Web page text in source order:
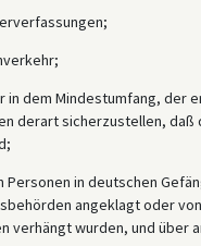
in dem Mindestumfang, der
derart sicherzustellen,
in deutschen
angeklagt oder
verhängt wurden, und über